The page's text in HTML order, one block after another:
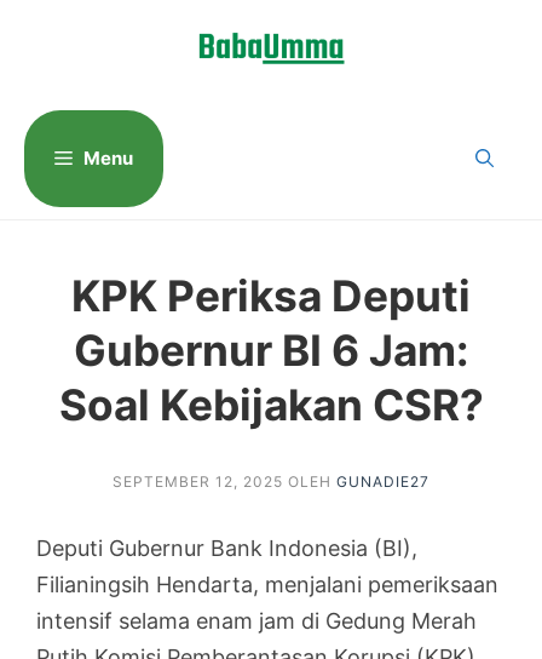
Menu
KPK Periksa Deputi
Gubernur BI 6 Jam:
Soal Kebijakan CSR?
SEPTEMBER 12, 2025 OLEH GUNADIE27
Deputi Gubernur Bank Indonesia (BI),
Filianingsih Hendarta, menjalani pemeriksaan
intensif selama enam jam di Gedung Merah